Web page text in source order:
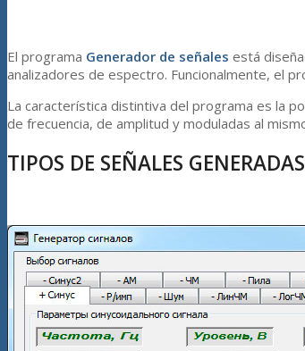
El programa Generador de señales está
analizadores de espectro. Funcionalmente, el
La característica distintiva del programa es la
de frecuencia, de amplitud y moduladas al
TIPOS DE SEÑALES GENERADAS